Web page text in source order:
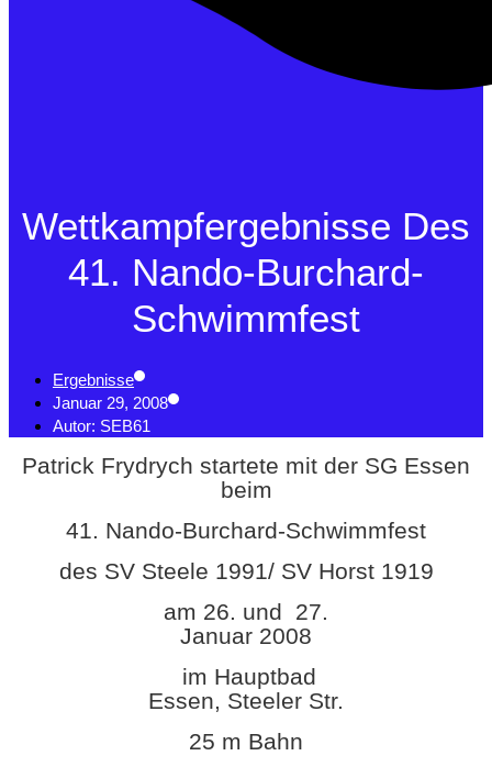
Wettkampfergebnisse Des
41. Nando-Burchard-
Schwimmfest
Ergebnisse
Januar 29, 2008
Autor: SEB61
Patrick Frydrych startete mit der SG Essen
beim
41. Nando-Burchard-Schwimmfest
des SV Steele 1991/ SV Horst 1919
am 26. und 27.
Januar 2008
im Hauptbad
Essen, Steeler Str.
25 m Bahn